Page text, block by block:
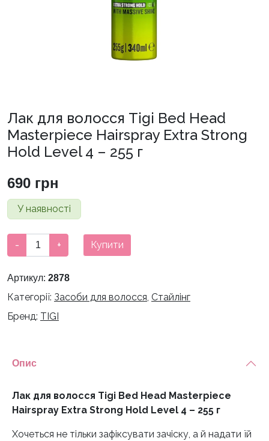
Лак для волосся Tigi Bed Head
Masterpiece Hairspray Extra Strong
Hold Level 4 – 255 г
690 грн
У наявності
для
Tigi
Bed
Head
Strong
Level
- + Купити
Артикул: 2878
Категорії: Засоби для волосся, Стайлінг
Бренд: TIGI
Опис
Лак для волосся Tigi Bed Head Masterpiece
Hairspray Extra Strong Hold Level 4 – 255 г
Хочеться не тільки зафіксувати зачіску, а й надати їй